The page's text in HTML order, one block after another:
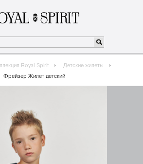
где купить
Royal Spirit
Детские жилеты
Фрейзер Жилет детский